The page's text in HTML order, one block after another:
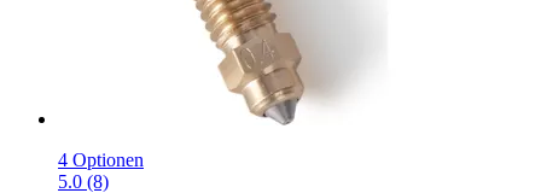
4 Optionen
5.0 (8)